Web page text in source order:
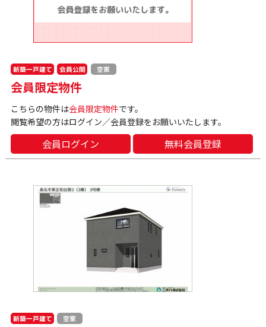
新築一戸建て 会員公開 空家
会員限定物件
こちらの物件は会員限定物件です。
閲覧希望の方はログイン／会員登録をお願いいたします。
会員ログイン 無料会員登録
新築一戸建て 空家